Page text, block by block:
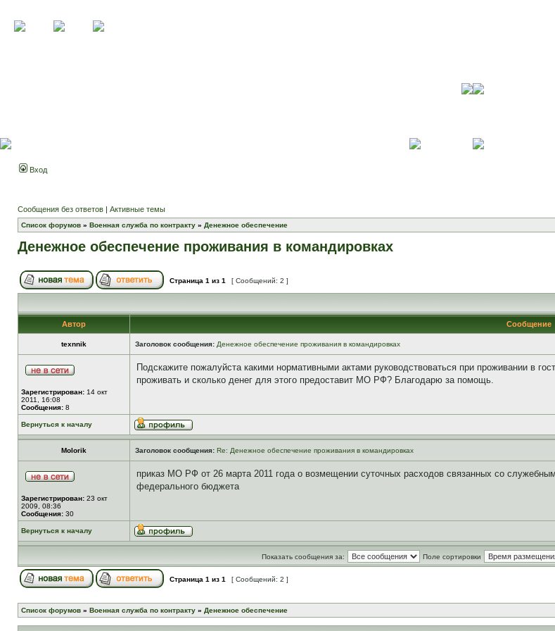
Вход
Сообщения без ответов | Активные темы
Список форумов » Военная служба по контракту » Денежное обеспечение
Денежное обеспечение проживания в командировках
Страница 1 из 1 [ Сообщений: 2 ]
Автор Сообщение
texnnik Заголовок сообщения: Денежное обеспечение проживания в командировках
Зарегистрирован: 14 окт
2011, 16:08
Сообщения: 8
Подскажите пожалуйста какими нормативными актами руководствоваться при проживании в
проживать и сколько денег для этого предоставит МО РФ? Благодарю за помощь.
Вернуться к началу
Molorik Заголовок сообщения: Re: Денежное обеспечение проживания в командировках
Зарегистрирован: 23 окт
2009, 08:36
Сообщения: 30
приказ МО РФ от 26 марта 2011 года о возмещении суточных расходов связанных со
федерального бюджета
Вернуться к началу
Показать сообщения за: Поле сортировки
Страница 1 из 1 [ Сообщений: 2 ]
Список форумов » Военная служба по контракту » Денежное обеспечение